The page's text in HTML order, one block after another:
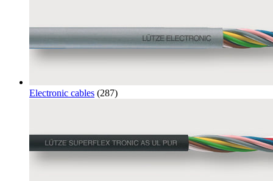
Electronic cables (287)